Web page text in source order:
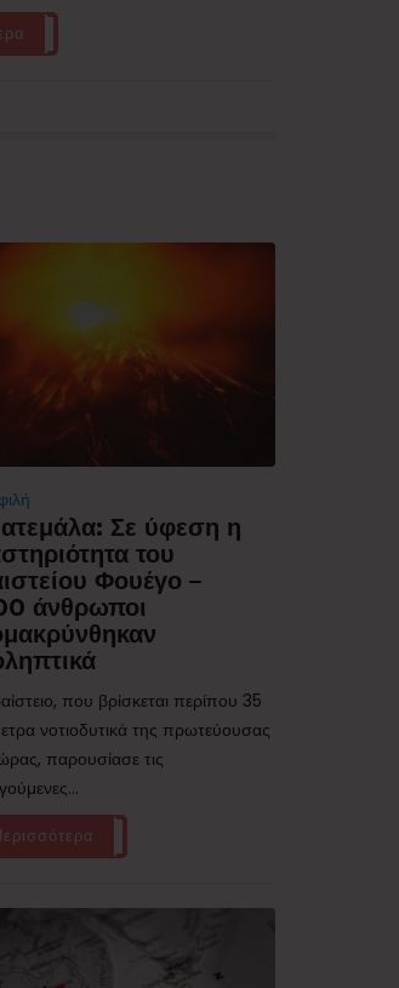
Σε ύφεση η
του
Φουέγο –
άνθρωποι
που βρίσκεται περίπου 35
νοτιοδυτικά της πρωτεύουσας
παρουσίασε τις